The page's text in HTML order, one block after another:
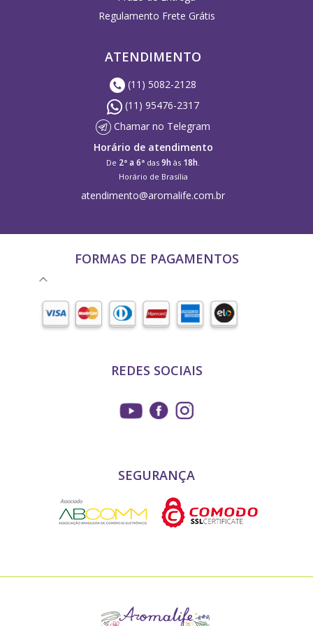
Regulamento Frete Grátis
ATENDIMENTO
(11) 5082-2128
(11) 95476-2317
Chamar no Telegram
Horário de atendimento
De 2ª a 6ª das 9h às 18h
Horário de Brasília
atendimento@aromalife.com.br
FORMAS DE PAGAMENTOS
REDES SOCIAIS
SEGURANÇA